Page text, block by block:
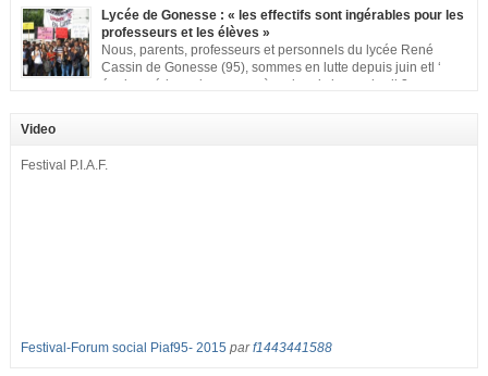
classe aux Longues Rayes ». Non à la dégradation continue des conditions
d’accueil et d’apprentissage de nos enfants à l’école primaire. Chaque
enfant a droit à […]
Lycée de Gonesse : « les effectifs sont ingérables pour les
professeurs et les élèves »
Nous, parents, professeurs et personnels du lycée René
Cassin de Gonesse (95), sommes en lutte depuis juin etl ‘
équipe pédagogique en grève depuis le vendredi 2
nombreuses classes de première et […]
Video
Festival P.I.A.F.
Festival-Forum social Piaf95- 2015 parf1443441588